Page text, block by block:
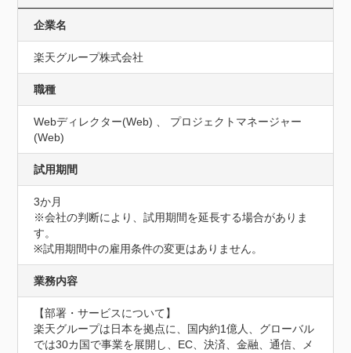
企業名
楽天グループ株式会社
職種
Webディレクター(Web) 、 プロジェクトマネージャー
(Web)
試用期間
3か月
※会社の判断により、試用期間を延長する場合がありま
す。
※試用期間中の雇用条件の変更はありません。
業務内容
【部署・サービスについて】
楽天グループは日本を拠点に、国内約1億人、グローバル
では30カ国で事業を展開し、EC、決済、金融、通信、メ